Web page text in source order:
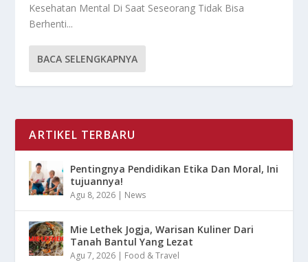
Kesehatan Mental Di Saat Seseorang Tidak Bisa
Berhenti...
BACA SELENGKAPNYA
ARTIKEL TERBARU
Pentingnya Pendidikan Etika Dan Moral, Ini
tujuannya!
Agu 8, 2026 | News
Mie Lethek Jogja, Warisan Kuliner Dari
Tanah Bantul Yang Lezat
Agu 7, 2026 | Food & Travel